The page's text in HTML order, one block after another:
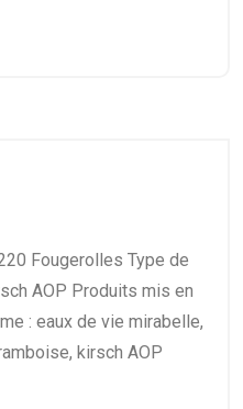
Fougerolles Type de
AOP Produits mis en
: eaux de vie mirabelle,
kirsch AOP